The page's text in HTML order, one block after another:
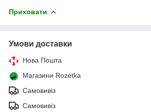
Приховати
Умови доставки
Нова Пошта
Магазини Rozetka
Самовивіз
Самовивіз